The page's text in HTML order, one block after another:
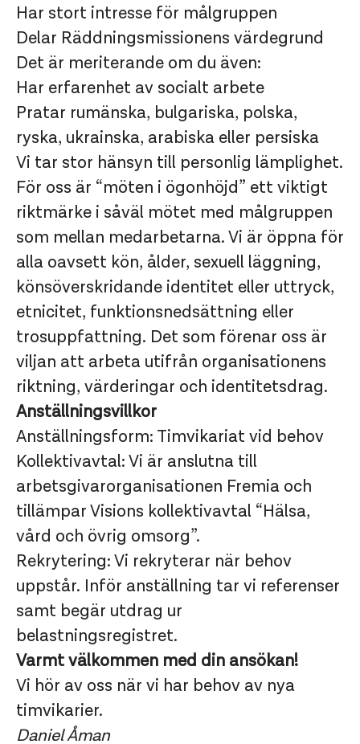
Har stort intresse för målgruppen
Delar Räddningsmissionens värdegrund
Det är meriterande om du även:
Har erfarenhet av socialt arbete
Pratar rumänska, bulgariska, polska,
ryska, ukrainska, arabiska eller persiska
Vi tar stor hänsyn till personlig lämplighet.
För oss är “möten i ögonhöjd” ett viktigt
riktmärke i såväl mötet med målgruppen
som mellan medarbetarna. Vi är öppna för
alla oavsett kön, ålder, sexuell läggning,
könsöverskridande identitet eller uttryck,
etnicitet, funktionsnedsättning eller
trosuppfattning. Det som förenar oss är
viljan att arbeta utifrån organisationens
riktning, värderingar och identitetsdrag.
Anställningsvillkor
Anställningsform: Timvikariat vid behov
Kollektivavtal: Vi är anslutna till
arbetsgivarorganisationen Fremia och
tillämpar Visions kollektivavtal “Hälsa,
vård och övrig omsorg”.
Rekrytering: Vi rekryterar när behov
uppstår. Inför anställning tar vi referenser
samt begär utdrag ur
belastningsregistret.
Varmt välkommen med din ansökan!
Vi hör av oss när vi har behov av nya
timvikarier.
Daniel Åman